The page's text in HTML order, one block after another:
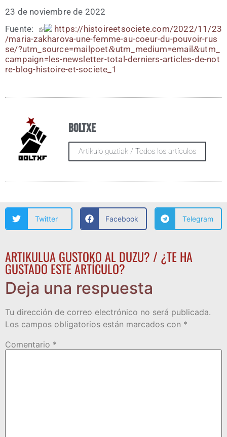
23 de noviem­bre de 2022
Fuen­te:
https://​his​to​ireetso​cie​te​.com/​2​0​2​2​/​1​1​/​2​3​
/​m​a​r​i​a​-​z​a​k​h​a​r​o​v​a​-​u​n​e​-​f​e​m​m​e​-​a​u​-​c​o​e​u​r​-​d​u​-​p​o​u​v​o​i​r​-​r​u​s​
s​e​/​?​u​t​m​_​s​o​u​r​c​e​=​m​a​i​l​p​o​e​t​&​u​t​m​_​m​e​d​i​u​m​=​e​m​a​i​l​&​u​t​m​_​
c​a​m​p​a​i​g​n​=​l​e​s​-​n​e​w​s​l​e​t​t​e​r​-​t​o​t​a​l​-​d​e​r​n​i​e​r​s​-​a​r​t​i​c​l​e​s​-​d​e​-​n​o​t​
r​e​-​b​l​o​g​-​h​i​s​t​o​i​r​e​-​e​t​-​s​o​c​i​e​t​e_1
Boltxe
Artikulo guztiak / Todos los artículos
Twitter Facebook Telegram
ARTIKULUA GUSTOKO AL DUZU? / ¿TE HA
GUSTADO ESTE ARTÍCULO?
Deja una respuesta
Tu dirección de correo electrónico no será publicada.
Los campos obligatorios están marcados con *
Comentario *